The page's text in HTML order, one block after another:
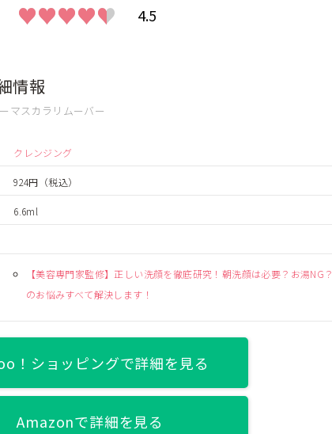
♥♥♥♥♥
♥♥♥♥♥ 4.5
情報
マスカラリムーバー
クレンジング
924円 （税込）
6.6ml
【美容専門家監修】正しい洗顔を徹底研究！朝洗顔は必要？お湯NG
のお悩みすべて解決します！
！ショッピングで詳細を見る
Amazonで詳細を見る